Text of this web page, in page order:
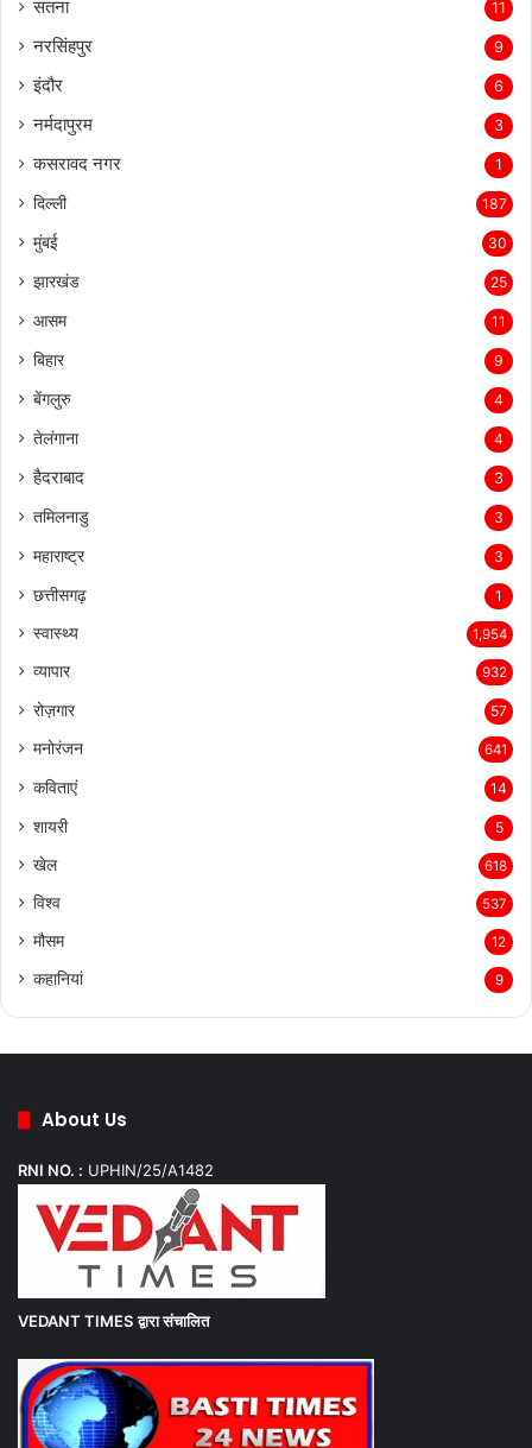
सतना 11
नरसिंहपुर 9
इंदौर 6
नर्मदापुरम 3
कसरावद नगर 1
दिल्ली 187
मुंबई 30
झारखंड 25
आसम 11
बिहार 9
बेंगलुरु 4
तेलंगाना 4
हैदराबाद 3
तमिलनाडु 3
महाराष्ट्र 3
छत्तीसगढ़ 1
स्वास्थ्य 1,954
व्यापार 932
रोज़गार 57
मनोरंजन 641
कविताएं 14
शायरी 5
खेल 618
विश्व 537
मौसम 12
कहानियां 9
About Us
RNI NO. : UPHIN/25/A1482
VEDANT TIMES द्वारा संचालित